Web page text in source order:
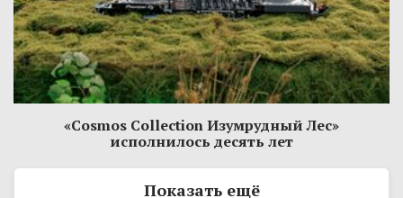
«Cosmos Collection Изумрудный Лес»
исполнилось десять лет
Показать ещё